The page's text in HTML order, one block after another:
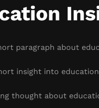
paragraph about
insight into
thought about